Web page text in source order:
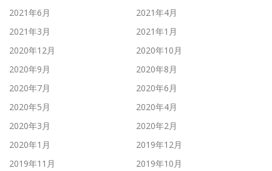
2021年6月
2021年4月
2021年3月
2021年1月
2020年12月
2020年10月
2020年9月
2020年8月
2020年7月
2020年6月
2020年5月
2020年4月
2020年3月
2020年2月
2020年1月
2019年12月
2019年11月
2019年10月